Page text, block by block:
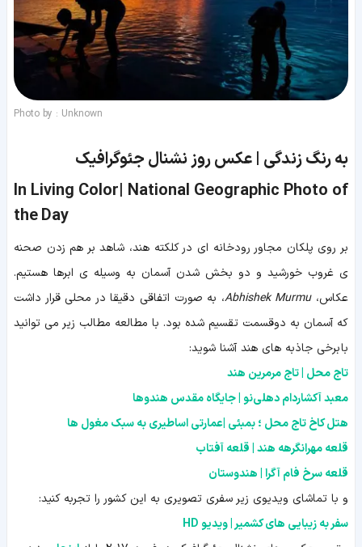
Photo by : Unknown
به رنگ زندگی | عکس روز نشنال جئوگرافیک
In Living Color| National Geographic Photo of
the Day
بر روی پلکان مجاور رودخانه ای در کلکته هند، شاهد بر هم زدن صحنه
ی غروب خورشید و دو بخش شدن آسمان به وسیله ی ابرها هستیم.
عکاس،Abhishek Murmu، به صورت اتفاقی دقیقا در محلی قرار داشت
که آسمان به دوقسمت تقسیم شده بود. با مطالعه مطالب زیر می توانید
با برخی جاذبه های هند آشنا شوید:
تاج محل | تاج مرمرین هند
معبد آکشاردام دهلی‌نو | جایگاه مقدس هندوها
هتل کاخ تاج محل ؛ بمبئی |عمارتی اساطیری به سبک مغول ها
قلعه مهرانگرهه هند | قلعه آفتاب
قلعه سرخ‌ فام آگرا | هندوستان
و با تماشای ویدیوی زیر سفری تصویری به این کشور را تجربه کنید:
سفر به زیبایی های کشمیر | ویدیو HD